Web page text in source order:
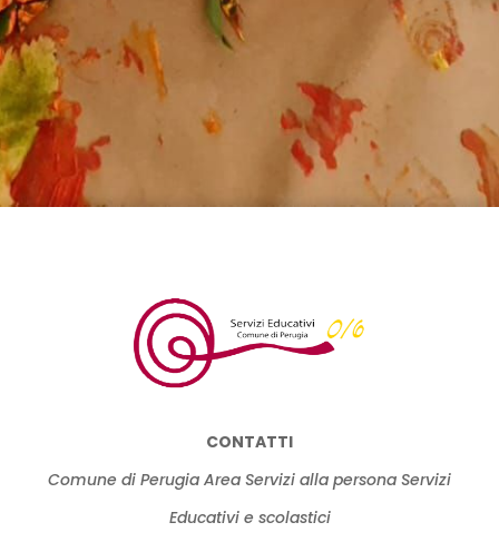
CONTATTI
Comune di Perugia Area Servizi alla persona Servizi
Educativi e scolastici